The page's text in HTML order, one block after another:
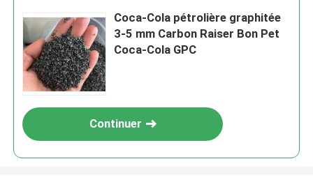
Coca-Cola pétrolière graphitée
3-5 mm Carbon Raiser Bon Pet
Coca-Cola GPC
Continuer